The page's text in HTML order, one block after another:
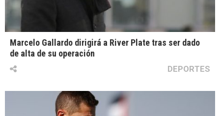
Marcelo Gallardo dirigirá a River Plate tras ser dado
de alta de su operación
DEPORTES